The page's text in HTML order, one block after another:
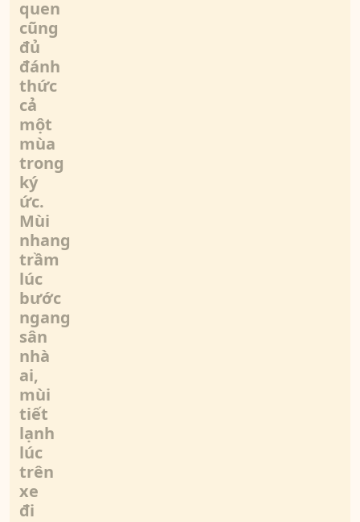
quen
cũng
đủ
đánh
thức
cả
một
mùa
trong
ký
ức.
Mùi
nhang
trầm
lúc
bước
ngang
sân
nhà
ai,
mùi
tiết
lạnh
lúc
trên
xe
đi